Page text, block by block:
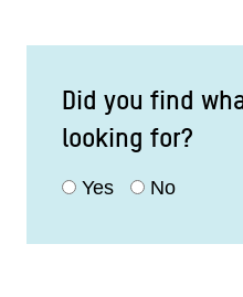
Did you find
looking for?
Yes No